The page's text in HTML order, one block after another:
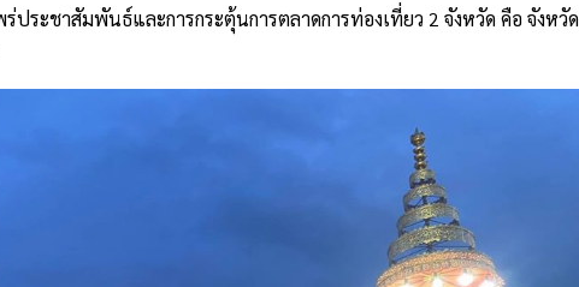
ประชาสัมพันธ์และการกระตุ้นการตลาดการท่องเที่ยว 2 จังหวัด คือ จังหวัด